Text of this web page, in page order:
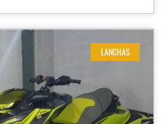
LANCHAS